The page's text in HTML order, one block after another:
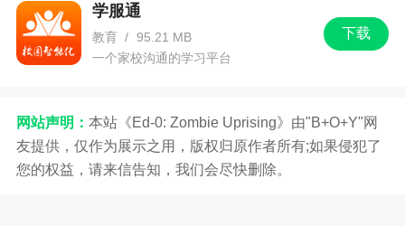
下载
学服通
教育 / 95.21 MB
一个家校沟通的学习平台
网站声明： 本站《Ed-0: Zombie Uprising》由"B+O+Y"网
友提供，仅作为展示之用，版权归原作者所有;如果侵犯了
您的权益，请来信告知，我们会尽快删除。